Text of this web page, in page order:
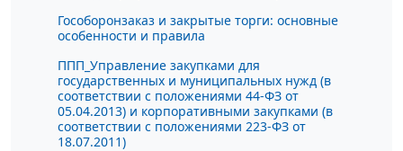
Гособоронзаказ и закрытые торги: основные
особенности и правила
ППП_Управление закупками для
государственных и муниципальных нужд (в
соответствии с положениями 44-ФЗ от
05.04.2013) и корпоративными закупками (в
соответствии с положениями 223-ФЗ от
18.07.2011)